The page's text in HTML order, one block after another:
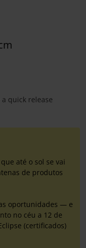
quick release
até o sol se vai
de produtos
oportunidades — e
no céu a 12 de
(certificados)